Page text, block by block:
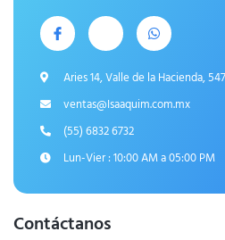
Aries 14, Valle de la Hacienda,
ventas@Isaaquim.com.mx
(55) 6832 6732
Lun-Vier : 10:00 AM a 05:00 PM
Contáctanos